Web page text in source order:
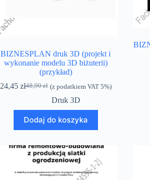
BIZNESPLAN druk 3D (projekt i
wykonanie modelu 3D biżuterii)
(przykład)
48,90zł
Pierwotna
48,90 zł.
24,45 złAktualna
24,45 zł.
(z podatkiem VAT 5%)
Druk 3D
Dodaj do koszyka